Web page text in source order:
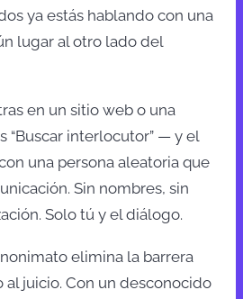
ya estás hablando con una
lugar al otro lado del
en un sitio web o una
“Buscar interlocutor” — y el
una persona aleatoria que
Sin nombres, sin
Solo tú y el diálogo.
elimina la barrera
juicio. Con un desconocido